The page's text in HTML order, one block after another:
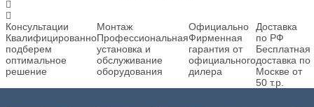
Консультации
Квалифицированно
подберем
оптимальное
решение
Монтаж
Профессиональная
установка и
обслуживание
оборудования
Официально
Фирменная
гарантия от
официального
дилера
Доставка
по РФ
Бесплатная
доставка по
Москве от
50 т.р.